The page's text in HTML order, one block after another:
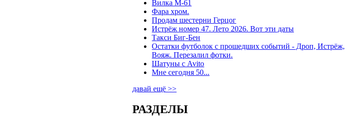
Вилка М-61
Фара хром.
Продам шестерни Герцог
Истрёж номер 47. Лето 2026. Вот эти даты
Такси Биг-Бен
Остатки футболок с прошедших событий - Дроп, Истрёж,
Вояж. Перезалил фотки.
Шатуны с Avito
Мне сегодня 50...
давай ещё >>
РАЗДЕЛЫ